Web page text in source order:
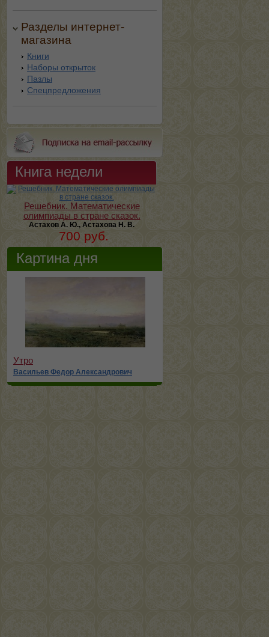
Разделы интернет-
магазина
Книги
Наборы открыток
Пазлы
Спецпредложения
Книга недели
Решебник. Математические
олимпиады в стране сказок.
Астахов А. Ю., Астахова Н. В.
700 руб.
Картина дня
Утро
Васильев Федор Александрович